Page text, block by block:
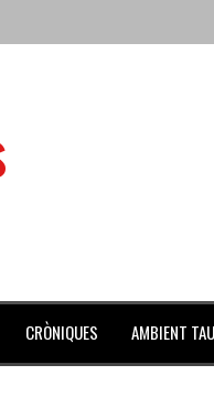
de julio repleto de
Coliseo Balear
CRÒNIQUES AMBIENT